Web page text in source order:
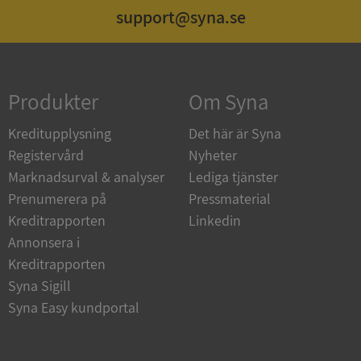
support@syna.se
Produkter
Kreditupplysning
Registervård
Marknadsurval & analyser
Prenumerera på
Kreditrapporten
Annonsera i
Kreditrapporten
Syna Sigill
Syna Easy kundportal
Om Syna
Det här är Syna
Nyheter
Lediga tjänster
Pressmaterial
Linkedin
Strikt nödvändiga kakor tillåter
kärnwebbplatsfunktioner som användarinloggning
och kontohantering. Webbplatsen kan inte
användas ordentligt utan strikt nödvändiga cookies.
Namn
Leverantör
Domän
Microsoft
Corporation